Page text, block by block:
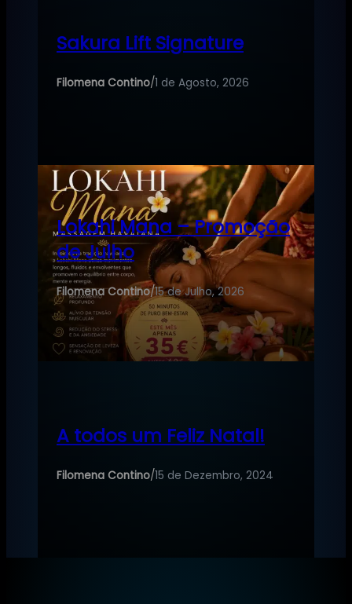
Sakura Lift Signature
Filomena Contino/1 de Agosto, 2026
Lokahi Mana – Promoção
de Julho
Filomena Contino/15 de Julho, 2026
A todos um Feliz Natal!
Filomena Contino/15 de Dezembro, 2024